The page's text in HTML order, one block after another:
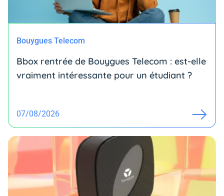
Bouygues Telecom
Bbox rentrée de Bouygues Telecom : est-elle
vraiment intéressante pour un étudiant ?
07/08/2026